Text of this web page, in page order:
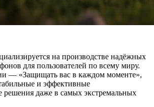
на производстве надёжных
для пользователей по всему миру.
— «Защищать вас в каждом моменте»,
и эффективные
даже в самых экстремальных